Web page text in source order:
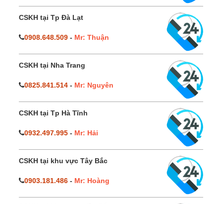
CSKH tại Tp Đà Lạt
0908.648.509 - Mr: Thuận
CSKH tại Nha Trang
0825.841.514 - Mr: Nguyên
CSKH tại Tp Hà Tĩnh
0932.497.995 - Mr: Hải
CSKH tại khu vực Tây Bắc
0903.181.486 - Mr: Hoàng